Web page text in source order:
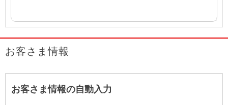
お客さま情報
お客さま情報の自動入力